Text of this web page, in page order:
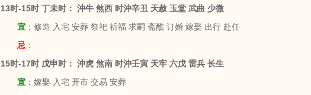
13时-15时 丁未时： 沖牛 煞西 时沖辛丑 天赦 玉堂 武曲 少微
宜 ：修造 入宅 安葬 祭祀 祈福 求嗣 斋醮 订婚 嫁娶 出行 赴任
忌 ：
15时-17时 戊申时： 沖虎 煞南 时沖壬寅 天牢 六戊 雷兵 长生
宜 ：嫁娶 入宅 开市 交易 安葬